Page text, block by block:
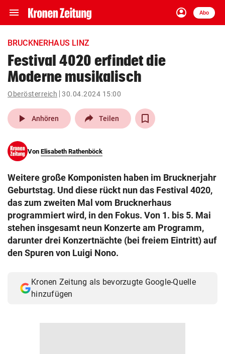
menu Navigation
ein-/ausklappen
account_circle
Anmelden
Abo
close Schließen
account_circle Anmelden
pin_drop
Wien arrow_right
search
eingeben
© Krone Multimedia GmbH & Co KG 2026
Muthgasse 2, 1190 Wien
BRUCKNERHAUS LINZ
Festival 4020 erfindet die
Moderne musikalisch
Oberösterreich 30.04.2024 15:00
play_arrow Anhören Teilen
Von Elisabeth Rathenböck
Weitere große Komponisten haben im Brucknerjahr
Geburtstag. Und diese rückt nun das Festival 4020,
das zum zweiten Mal vom Brucknerhaus
programmiert wird, in den Fokus. Von 1. bis 5. Mai
stehen insgesamt neun Konzerte am Programm,
darunter drei Konzertnächte (bei freiem Eintritt) auf
den Spuren von Luigi Nono.
Kronen Zeitung als bevorzugte Google-Quelle
hinzufügen